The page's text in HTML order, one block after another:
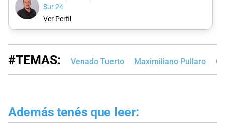
Sur 24
Ver Perfil
#TEMAS: Venado Tuerto Maximiliano Pullaro
Además tenés que leer: